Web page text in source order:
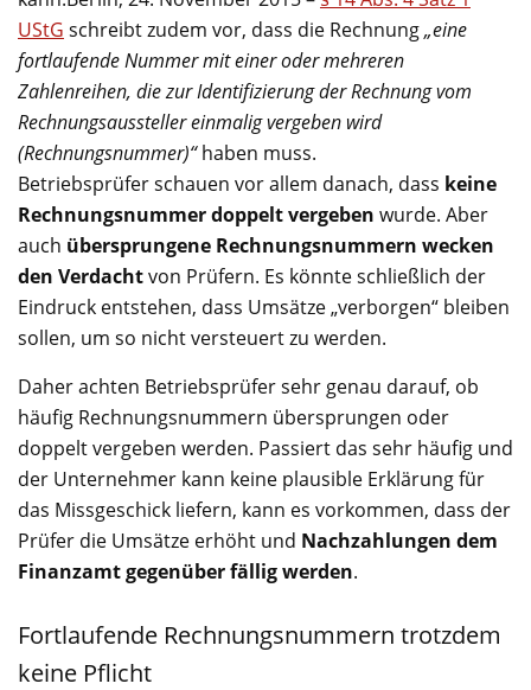
UStG schreibt zudem vor, dass die Rechnung„eine
fortlaufende Nummer mit einer oder mehreren
Zahlenreihen, die zur Identifizierung der Rechnung vom
Rechnungsaussteller einmalig vergeben wird
(Rechnungsnummer)“haben muss.
Betriebsprüfer schauen vor allem danach, dass keine
Rechnungsnummer doppelt vergeben wurde. Aber
auch übersprungene Rechnungsnummern wecken
den Verdachtvon Prüfern. Es könnte schließlich der
Eindruck entstehen, dass Umsätze „verborgen“ bleiben
sollen, um so nicht versteuert zu werden.
Daher achten Betriebsprüfer sehr genau darauf, ob
häufig Rechnungsnummern übersprungen oder
doppelt vergeben werden. Passiert das sehr häufig und
der Unternehmer kann keine plausible Erklärung für
das Missgeschick liefern, kann es vorkommen, dass der
Prüfer die Umsätze erhöht und Nachzahlungen dem
Finanzamt gegenüber fällig werden.
Fortlaufende Rechnungsnummern trotzdem
keine Pflicht